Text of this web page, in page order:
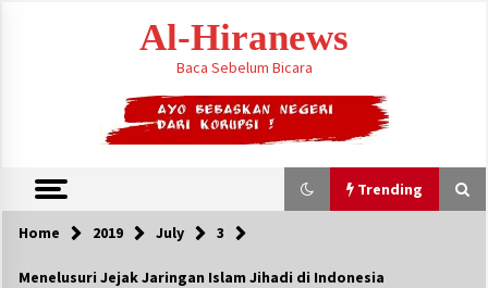
Al-Hiranews
Baca Sebelum Bicara
Trending
Trending
Home 2019 July 3
Menelusuri Jejak Jaringan Islam Jihadi di Indonesia